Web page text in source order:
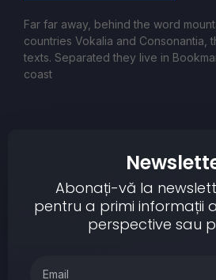
Far far away, behind the word
countries Vokalia and Consonantia,
texts. Separated they live in
coast
Abonați-vă la
pentru a primi informații
perspective sau